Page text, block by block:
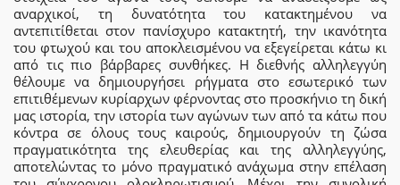
αναρχικοί, τη δυνατότητα του κατακτημένου να
αντεπιτίθεται στον πανίσχυρο κατακτητή, την ικανότητα
του φτωχού και του αποκλεισμένου να εξεγείρεται κάτω κι
από τις πιο βάρβαρες συνθήκες. Η διεθνής αλληλεγγύη
θέλουμε να δημιουργήσει ρήγματα στο εσωτερικό των
επιτιθέμενων κυρίαρχων φέρνοντας στο προσκήνιο τη δική
μας ιστορία, την ιστορία των αγώνων των από τα κάτω που
κόντρα σε όλους τους καιρούς, δημιουργούν τη ζώσα
πραγματικότητα της ελευθερίας και της αλληλεγγύης,
αποτελώντας το μόνο πραγματικό ανάχωμα στην επέλαση